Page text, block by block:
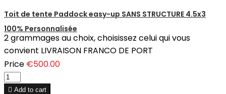
Toit de tente Paddock easy-up SANS STRUCTURE 4.5x3
100% Personnalisée
2 grammages au choix, choisissez celui qui vous
convient LIVRAISON FRANCO DE PORT
Price €500.00
 Add to cart